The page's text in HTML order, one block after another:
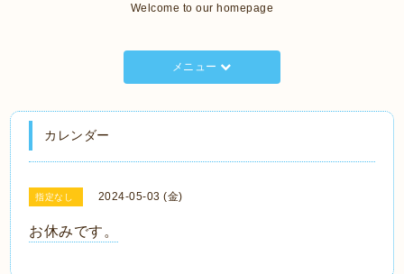
Welcome to our homepage
メニュー
カレンダー
指定なし 2024-05-03 (金)
お休みです。